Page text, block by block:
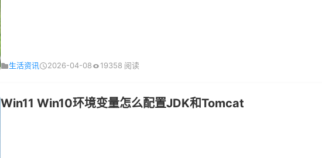
生活资讯 2026-04-08 19358 阅读
Win11 Win10环境变量怎么配置JDK和Tomcat